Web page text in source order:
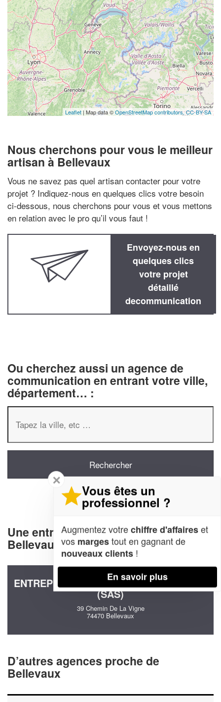
Leaflet | Map data ©OpenStreetMap contributors,CC-BY-SA
Nous cherchons pour vous le meilleur
artisan à Bellevaux
Vous ne savez pas quel artisan contacter pour votre
projet ? Indiquez-nous en quelques clics votre besoin
ci-dessous, nous cherchons pour vous et vous mettons
en relation avec le pro qu’il vous faut !
Envoyez-nous en
quelques clics
votre projet
détaillé
decommunication
Ou cherchez aussi un agence de
communication en entrant votre ville,
département… :
Une entreprise decommunication à
Bellevaux (74470)
ENTREPRISE TERRAMONT CONSULTING
(SAS)
39 Chemin De La Vigne
74470 Bellevaux
D’autres agences proche de
Bellevaux
✕
Vous êtes un
professionnel ?
Augmentez votrechiffre d'affaireset
vos margestout en gagnant de
nouveaux clients !
En savoir plus